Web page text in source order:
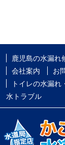
鹿児島の水漏
会社案内
お
トイレの水漏れ
水トラブル